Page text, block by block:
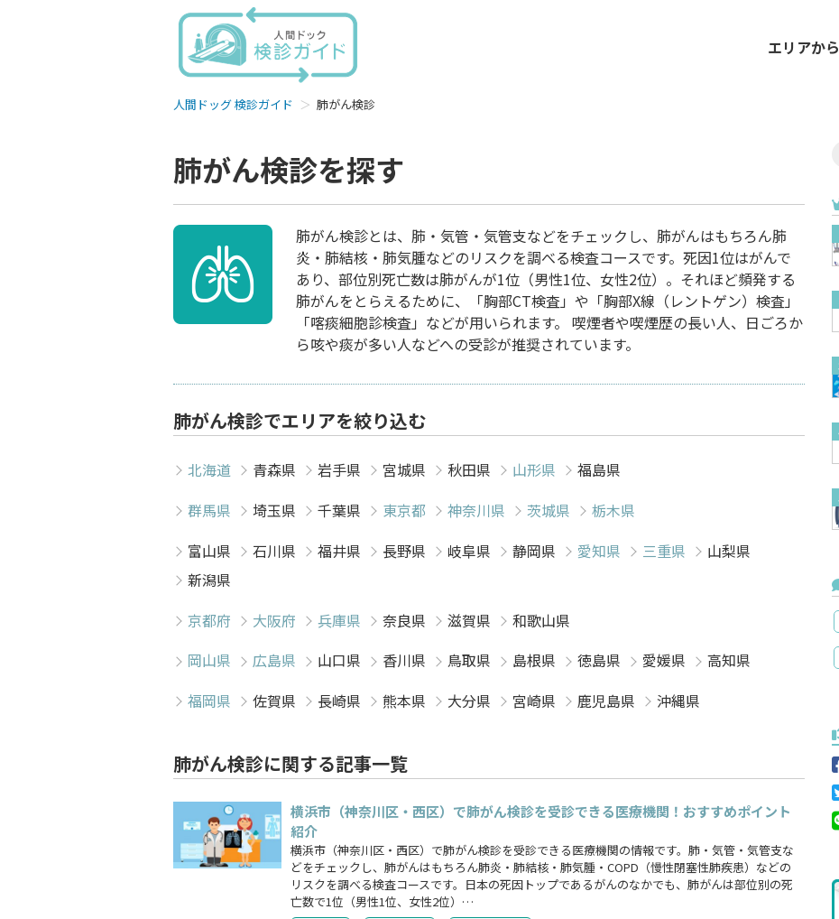
エリアから
人間ドッグ 検診ガイド 肺がん検診
肺がん検診を探す
肺がん検診とは、肺・気管・気管支などをチェックし、肺がんはもちろん肺
炎・肺結核・肺気腫などのリスクを調べる検査コースです。死因1位はがんで
あり、部位別死亡数は肺がんが1位（男性1位、女性2位）。それほど頻発する
肺がんをとらえるために、「胸部CT検査」や「胸部X線（レントゲン）検査」
「喀痰細胞診検査」などが用いられます。 喫煙者や喫煙歴の長い人、日ごろか
ら咳や痰が多い人などへの受診が推奨されています。
肺がん検診でエリアを絞り込む
北海道 青森県 岩手県 宮城県 秋田県 山形県
福島県
群馬県
埼玉県 千葉県 東京都 神奈川県 茨城県
栃木県
富山県
石川県 福井県 長野県 岐阜県 静岡県 愛知県 三重県
山梨県
新潟県
京都府
大阪府 兵庫県 奈良県 滋賀県
和歌山県
岡山県
広島県 山口県 香川県 鳥取県 島根県 徳島県 愛媛県
高知県
福岡県
佐賀県 長崎県 熊本県 大分県 宮崎県 鹿児島県 沖縄県
肺がん検診に関する記事一覧
横浜市（神奈川区・西区）で肺がん検診を受診できる医療機関！おすすめポイント
紹介
横浜市（神奈川区・西区）で肺がん検診を受診できる医療機関の情報です。肺・気管・気管支な
どをチェックし、肺がんはもちろん肺炎・肺結核・肺気腫・COPD（慢性閉塞性肺疾患）などの
リスクを調べる検査コースです。日本の死因トップであるがんのなかでも、肺がんは部位別の死
亡数で1位（男性1位、女性2位）…